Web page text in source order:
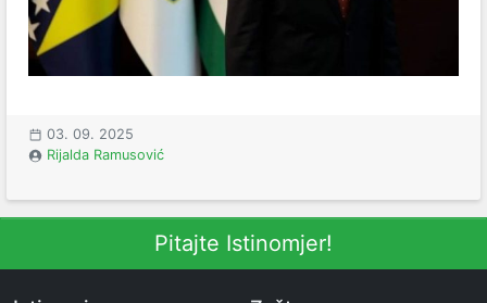
03. 09. 2025
Rijalda Ramusović
Pitajte Istinomjer!